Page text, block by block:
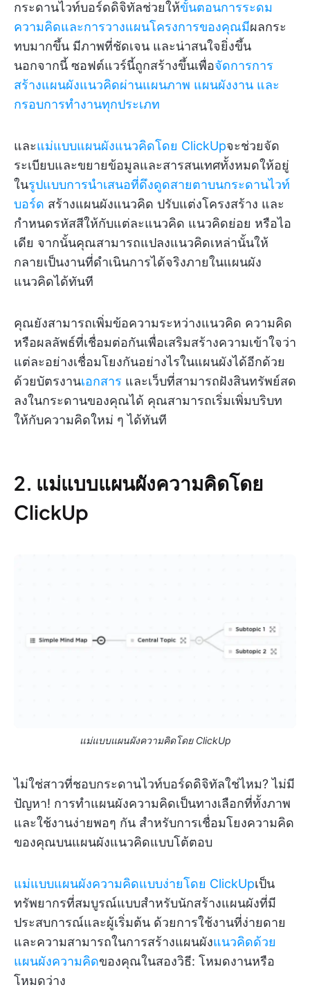
กระดานไวท์บอร์ดดิจิทัลช่วยให้ขั้นตอนการระดม
ความคิดและการวางแผนโครงการของคุณมีผลกระ
ทบมากขึ้น มีภาพที่ชัดเจน และน่าสนใจยิ่งขึ้น
นอกจากนี้ ซอฟต์แวร์นี้ถูกสร้างขึ้นเพื่อจัดการการ
สร้างแผนผังแนวคิดผ่านแผนภาพ แผนผังงาน และ
กรอบการทำงานทุกประเภท
และแม่แบบแผนผังแนวคิดโดย ClickUpจะช่วยจัด
ระเบียบและขยายข้อมูลและสารสนเทศทั้งหมดให้อยู่
ในรูปแบบการนำเสนอที่ดึงดูดสายตาบนกระดานไวท์
บอร์ด สร้างแผนผังแนวคิด ปรับแต่งโครงสร้าง และ
กำหนดรหัสสีให้กับแต่ละแนวคิด แนวคิดย่อย หรือไอ
เดีย จากนั้นคุณสามารถแปลงแนวคิดเหล่านั้นให้
กลายเป็นงานที่ดำเนินการได้จริงภายในแผนผัง
แนวคิดได้ทันที
คุณยังสามารถเพิ่มข้อความระหว่างแนวคิด ความคิด
หรือผลลัพธ์ที่เชื่อมต่อกันเพื่อเสริมสร้างความเข้าใจว่า
แต่ละอย่างเชื่อมโยงกันอย่างไรในแผนผังได้อีกด้วย
ด้วยบัตรงานเอกสาร และเว็บที่สามารถฝังสินทรัพย์สด
ลงในกระดานของคุณได้ คุณสามารถเริ่มเพิ่มบริบท
ให้กับความคิดใหม่ ๆ ได้ทันที
2. แม่แบบแผนผังความคิดโดย
ClickUp
แม่แบบแผนผังความคิดโดย ClickUp
ไม่ใช่สาวที่ชอบกระดานไวท์บอร์ดดิจิทัลใช่ไหม? ไม่มี
ปัญหา! การทำแผนผังความคิดเป็นทางเลือกที่ทั้งภาพ
และใช้งานง่ายพอๆ กัน สำหรับการเชื่อมโยงความคิด
ของคุณบนแผนผังแนวคิดแบบโต้ตอบ
แม่แบบแผนผังความคิดแบบง่ายโดย ClickUpเป็น
ทรัพยากรที่สมบูรณ์แบบสำหรับนักสร้างแผนผังที่มี
ประสบการณ์และผู้เริ่มต้น ด้วยการใช้งานที่ง่ายดาย
และความสามารถในการสร้างแผนผังแนวคิดด้วย
แผนผังความคิดของคุณในสองวิธี: โหมดงานหรือ
โหมดว่าง